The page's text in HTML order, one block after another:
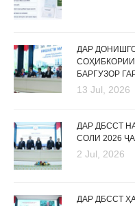
ДАР
БАРГУЗОР
13 Jul, 2026
ДАР ДБССТ
СОЛИ 2026
2 Jul, 2026
ДАР ДБССТ